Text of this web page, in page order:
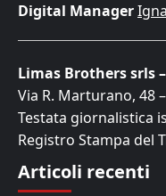
Digital Manager
Limas Brothers srls
Via R. Marturano, 48
Testata giornalistica
Registro Stampa del
Articoli recenti